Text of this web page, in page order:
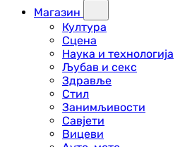
Магазин
Култура
Сцена
Наука и технологија
Љубав и секс
Здравље
Стил
Занимљивости
Савјети
Вицеви